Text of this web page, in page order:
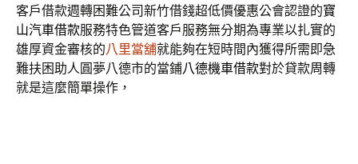
客戶借款週轉困難公司新竹借錢超低價優惠公會認證的寶
山汽車借款服務特色管道客戶服務無分期為專業以扎實的
雄厚資金審核的八里當舖就能夠在短時間內獲得所需即急
難扶困助人圓夢八德市的當鋪八德機車借款對於貸款周轉
就是這麼簡單操作，